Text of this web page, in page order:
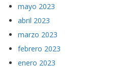
mayo 2023
abril 2023
marzo 2023
febrero 2023
enero 2023